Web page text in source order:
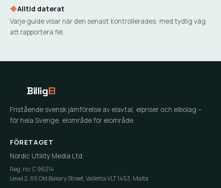
◆Alltid daterat
Varje guide visar när den senast kontrollerades, med tydlig väg
att rapportera fel.
BilligEl
Fristående svensk jämförelse av elavtal, elpriser och elbolag –
för hela Sverige, elområde för elområde.
FÖRETAGET
Nordic Utility Media Ltd
Reg. no. C 96214
Level 2, 85 Old Bakery Street, Valletta VLT 1453, Malta